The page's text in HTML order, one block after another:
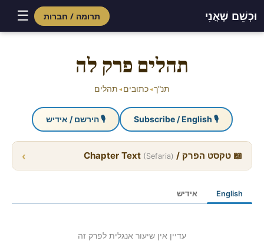
וּכְשֵׁם שֶׁאֲנִי תרומה / חברות ☰
תהלים פרק לה
תנ"ך◂כתובים ◂ תהלים
🎙 Subscribe / English 🎙 הירשם / אידיש
📖 טקסט הפרק / Chapter Text (Sefaria)
›
English אידיש
עדיין אין שיעור אנגלית לפרק זה